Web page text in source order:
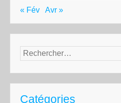
« Fév Avr »
Rechercher :
Catégories